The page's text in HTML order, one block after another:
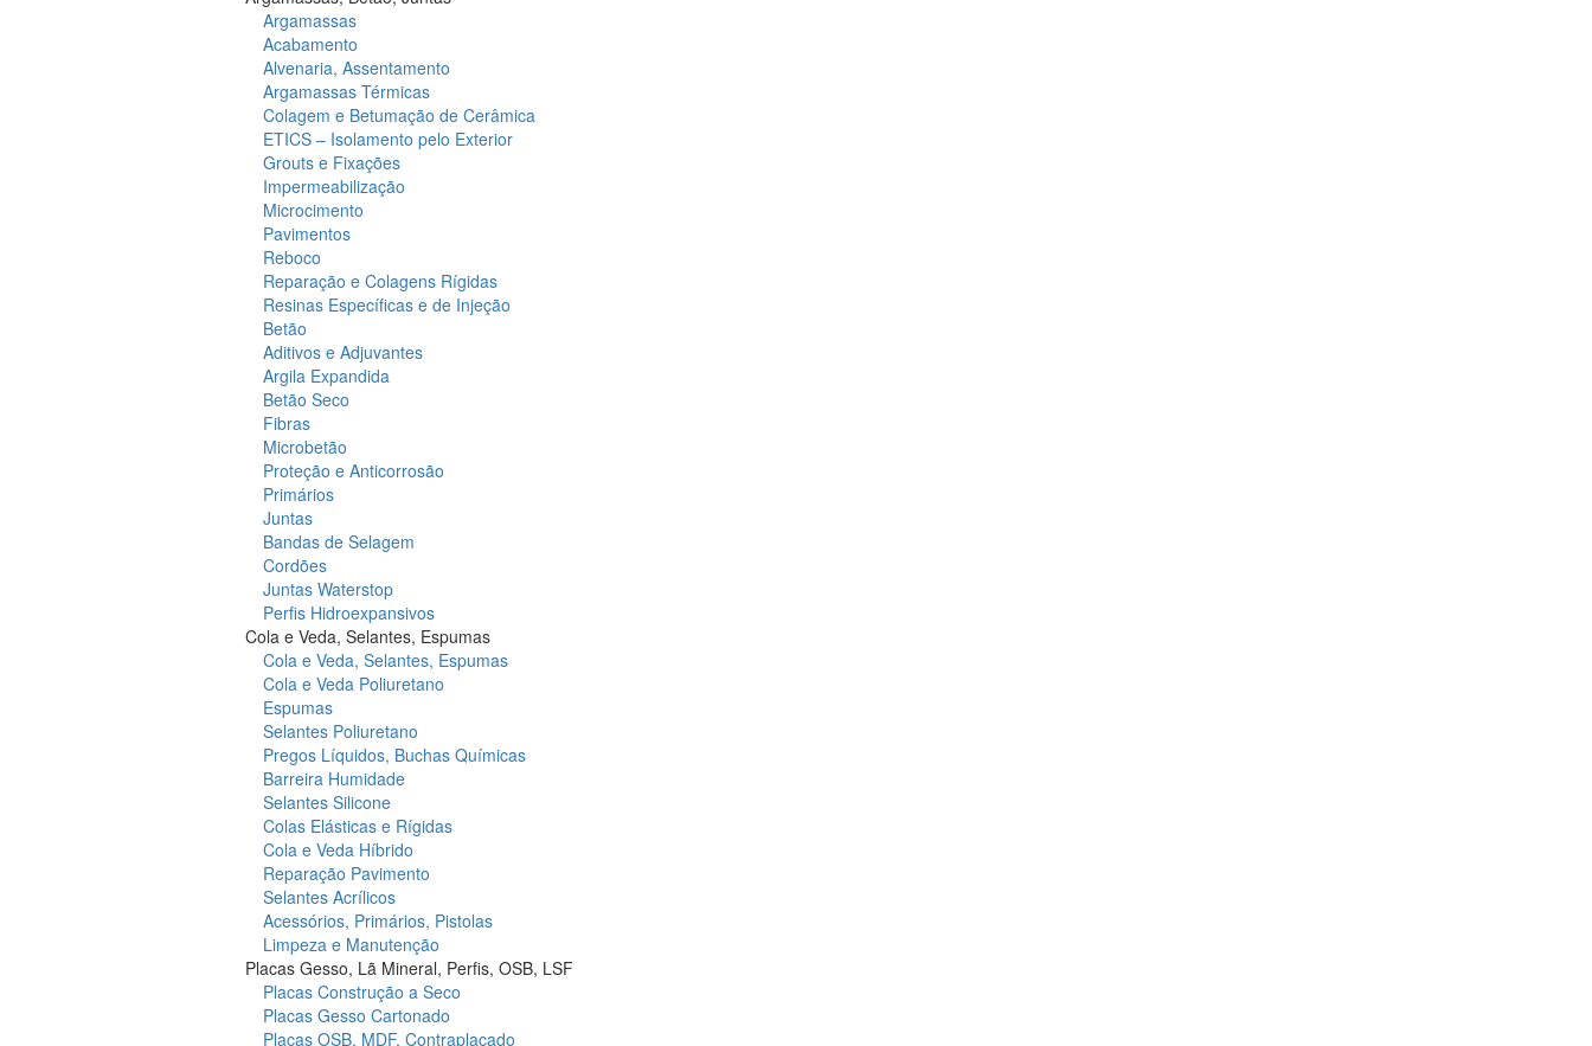
Argamassas
Acabamento
Alvenaria, Assentamento
Argamassas Térmicas
Colagem e Betumação de Cerâmica
ETICS – Isolamento pelo Exterior
Grouts e Fixações
Impermeabilização
Microcimento
Pavimentos
Reboco
Reparação e Colagens Rígidas
Resinas Específicas e de Injeção
Betão
Aditivos e Adjuvantes
Argila Expandida
Betão Seco
Fibras
Microbetão
Proteção e Anticorrosão
Primários
Juntas
Bandas de Selagem
Cordões
Juntas Waterstop
Perfis Hidroexpansivos
Cola e Veda, Selantes, Espumas
Cola e Veda, Selantes, Espumas
Cola e Veda Poliuretano
Espumas
Selantes Poliuretano
Pregos Líquidos, Buchas Químicas
Barreira Humidade
Selantes Silicone
Colas Elásticas e Rígidas
Cola e Veda Híbrido
Reparação Pavimento
Selantes Acrílicos
Acessórios, Primários, Pistolas
Limpeza e Manutenção
Placas Gesso, Lã Mineral, Perfis, OSB, LSF
Placas Construção a Seco
Placas Gesso Cartonado
Placas OSB, MDF, Contraplacado